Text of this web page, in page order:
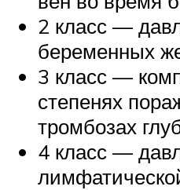
2 класс —
беременных
3 класс —
степенях
тромбозах
4 класс —